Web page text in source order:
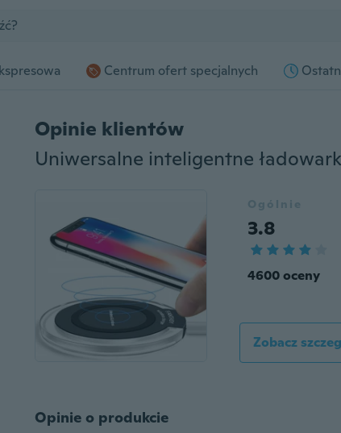
Centrum ofert specjalnych
Opinie klientów
Ogólnie
3.8
4600 oceny
Zobacz
Opinie o produkcie